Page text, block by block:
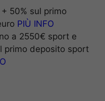
50% sul primo
PIÙ INFO
a 2550€ sport e
primo deposito sport